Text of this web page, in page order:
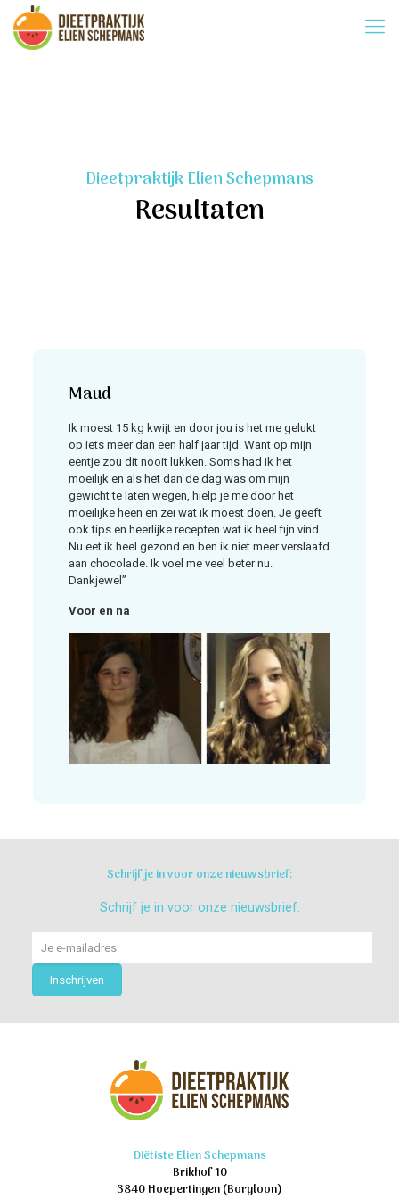
Dieetpraktijk Elien Schepmans
Resultaten
Maud
Ik moest 15 kg kwijt en door jou is het me gelukt
op iets meer dan een half jaar tijd. Want op mijn
eentje zou dit nooit lukken. Soms had ik het
moeilijk en als het dan de dag was om mijn
gewicht te laten wegen, hielp je me door het
moeilijke heen en zei wat ik moest doen. Je geeft
ook tips en heerlijke recepten wat ik heel fijn vind.
Nu eet ik heel gezond en ben ik niet meer verslaafd
aan chocolade. Ik voel me veel beter nu.
Dankjewel”
Voor en na
Schrijf je in voor onze nieuwsbrief:
Schrijf je in voor onze nieuwsbrief:
Diëtiste Elien Schepmans
Brikhof 10
3840 Hoepertingen (Borgloon)